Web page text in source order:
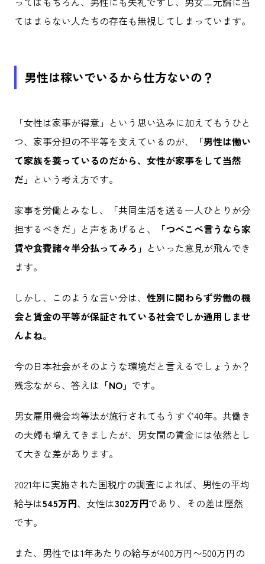
てはまらない人たちの存在も無視してしまっています。
男性は稼いでいるから仕方ないの？
「女性は家事が得意」という思い込みに加えてもうひと
つ、家事分担の不平等を支えているのが、
「男性は働い
て家族を養っているのだから、女性が家事をして当然
だ」 という考え方です。
家事を労働とみなし、「共同生活を送る一人ひとりが分
担するべきだ」と声をあげると、
「つべこべ言うなら家
賃や食費諸々半分払ってみろ」 といった意見が飛んでき
ます。
しかし、このような言い分は、 性別に関わらず労働の機
会と賃金の平等が保証されている社会でしか通用しませ
んよね。
今の日本社会がそのような環境だと言えるでしょうか？
残念ながら、答えは 「NO」 です。
男女雇用機会均等法が施行されてもうすぐ40年。共働き
の夫婦も増えてきましたが、男女間の賃金には依然とし
て大きな差があります。
2021年に実施された国税庁の調査によれば、男性の平均
給与は545万円、女性は302万円であり、その差は歴然
です。
また、男性では1年あたりの給与が400万円〜500万円の